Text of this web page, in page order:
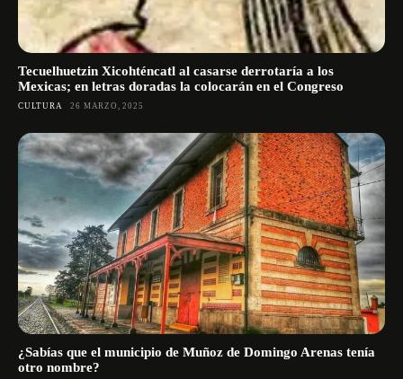
Tecuelhuetzin Xicohténcatl al casarse derrotaría a los
Mexicas; en letras doradas la colocarán en el Congreso
CULTURA 26 MARZO, 2025
¿Sabías que el municipio de Muñoz de Domingo Arenas tenía
otro nombre?